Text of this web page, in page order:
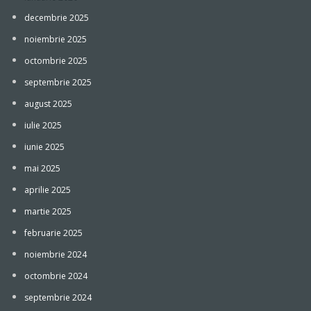
decembrie 2025
noiembrie 2025
octombrie 2025
septembrie 2025
august 2025
iulie 2025
iunie 2025
mai 2025
aprilie 2025
martie 2025
februarie 2025
noiembrie 2024
octombrie 2024
septembrie 2024